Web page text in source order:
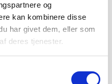
og
kan kombinere disse
har givet dem, eller som
deres tjenester.